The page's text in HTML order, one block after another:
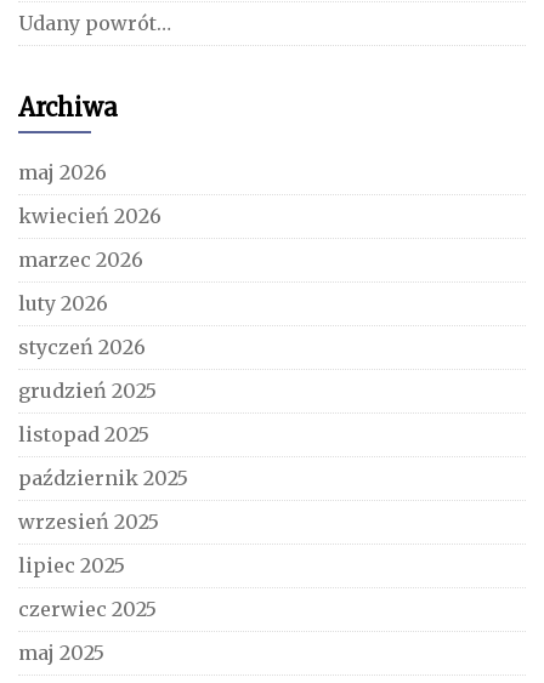
Udany powrót…
Archiwa
maj 2026
kwiecień 2026
marzec 2026
luty 2026
styczeń 2026
grudzień 2025
listopad 2025
październik 2025
wrzesień 2025
lipiec 2025
czerwiec 2025
maj 2025